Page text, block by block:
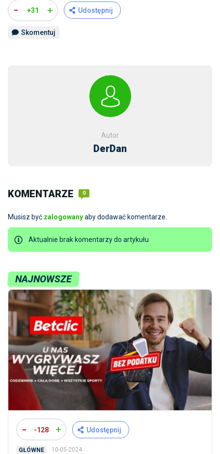
- +31 + Udostępnij
Skomentuj
Autor
DerDan
KOMENTARZE 0
Musisz być zalogowanyaby dodawać komentarze.
Aktualnie brak komentarzy do artykułu
NAJNOWSZE
- -128 + Udostępnij
GŁÓWNE 10-05-2024